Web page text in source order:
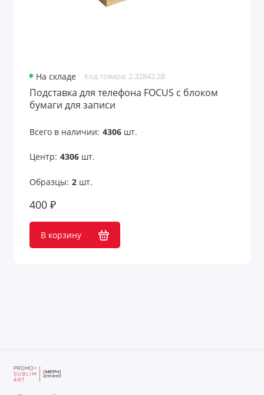
На складе Код товара: 2.32842.28
Подставка для телефона FOCUS с блоком
бумаги для записи
Всего в наличии: 4306шт.
Центр: 4306шт.
Образцы: 2шт.
400 ₽
В корзину